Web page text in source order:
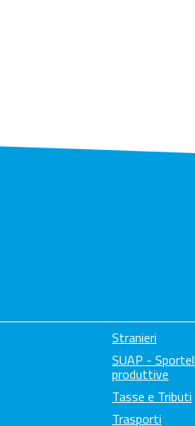
Stranieri
SUAP -
produttive
Tasse e Tributi
Trasporti